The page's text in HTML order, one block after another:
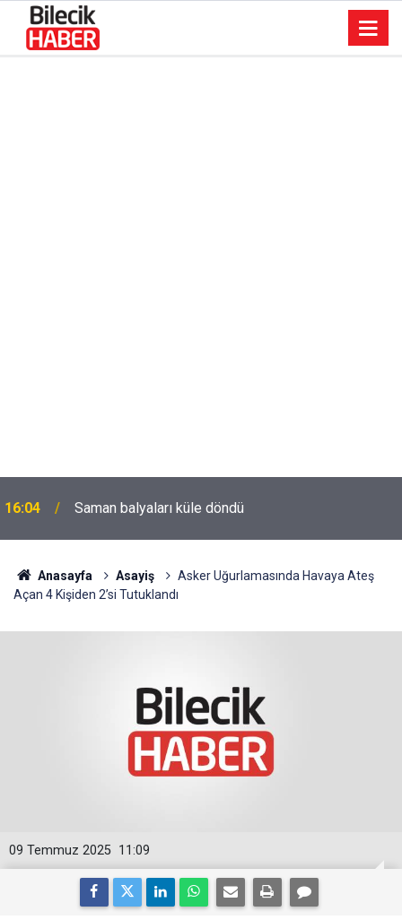
16:04 Saman balyaları küle döndü
Anasayfa Asayiş
Asker Uğurlamasında Havaya Ateş
Açan 4 Kişiden 2’si Tutuklandı
11:09
09 Temmuz 2025